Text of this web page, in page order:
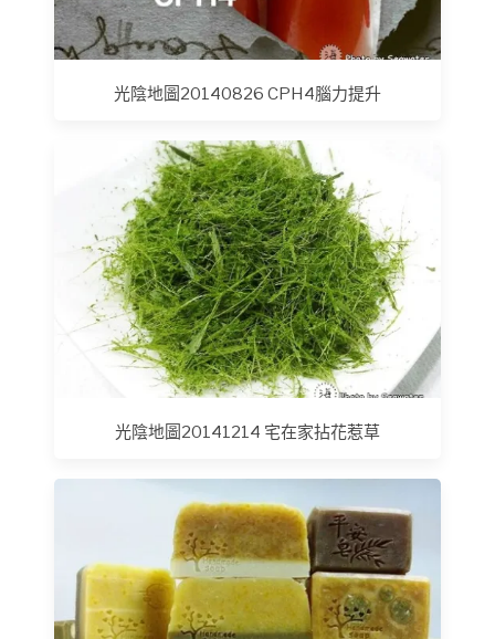
光陰地圖20140826 CPH4腦力提升
光陰地圖20141214 宅在家拈花惹草